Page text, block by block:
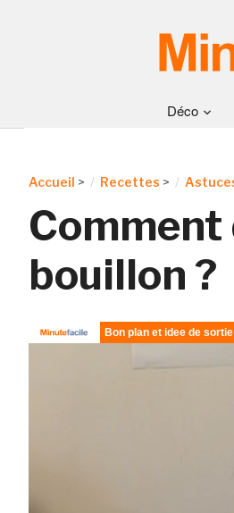
Déco
Accueil > Recettes >
bouillon ?